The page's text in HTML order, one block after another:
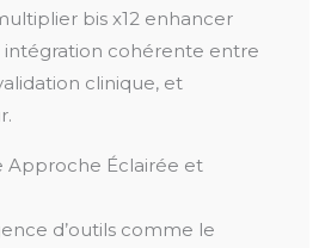
bis x12 enhancer
intégration cohérente entre
clinique, et
Approche Éclairée et
d’outils comme le